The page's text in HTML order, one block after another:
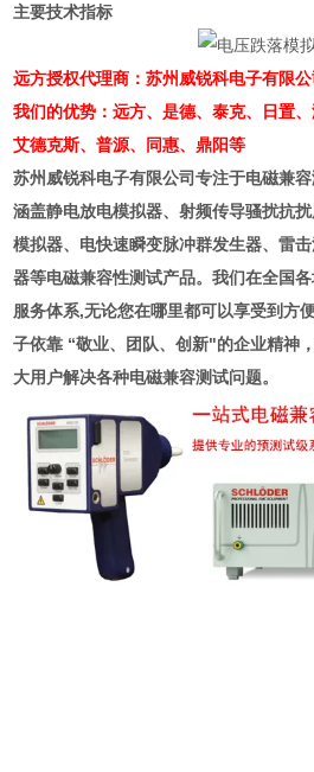
主要技术指标
远方授权代理商：苏州威锐科电子有限公
我们的优势：远方、是德、泰克、日置、
艾德克斯、普源、
同惠、鼎阳等
苏州威锐科电子有限公司专注于电磁兼
涵盖静电放电模拟器、射频传导骚扰抗
模拟器、电快速瞬变脉冲群发生器、雷
器等电磁兼容性测试产品。我们在全国
服务体系,无论您在哪里都可以享受到方
子依靠 “敬业、团队、创新"的企业精神
大用户解决各种电磁兼容测试问题。